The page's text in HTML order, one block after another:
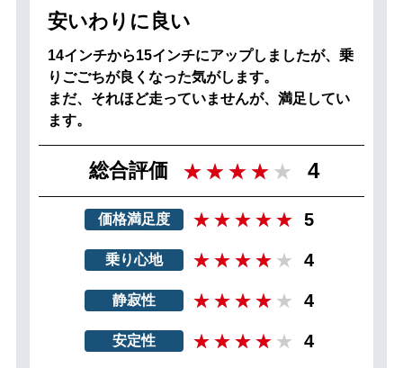
安いわりに良い
14インチから15インチにアップしましたが、乗
りごごちが良くなった気がします。
まだ、それほど走っていませんが、満足してい
ます。
総合評価 4
価格満足度 5
乗り心地 4
静寂性 4
安定性 4